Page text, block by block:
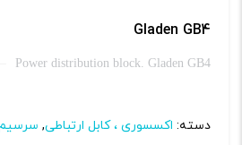
Gladen GB4
Power distribution block. Gladen GB4
دسته: اکسسوری ، کابل ارتباطی, سرسیم